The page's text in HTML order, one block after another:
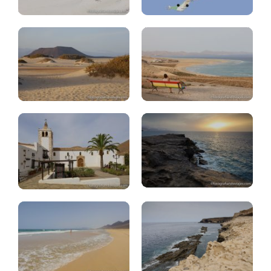
Jandia
Fuerteventura:
Betancuria,
Pajara,
miradores
Fuerteventura:
atardeceres
Fuerteventura:
playa
Cofete
Fuerteventura:
cuevas
Ajuy
Fuerteventura:
Cotillo,
Tostón
Fuerteventura:
ruta
molinos